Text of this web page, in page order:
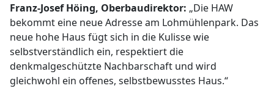
Franz-Josef Höing, Oberbaudirektor: „Die HAW
bekommt eine neue Adresse am Lohmühlenpark. Das
neue hohe Haus fügt sich in die Kulisse wie
selbstverständlich ein, respektiert die
denkmalgeschützte Nachbarschaft und wird
gleichwohl ein offenes, selbstbewusstes Haus.“